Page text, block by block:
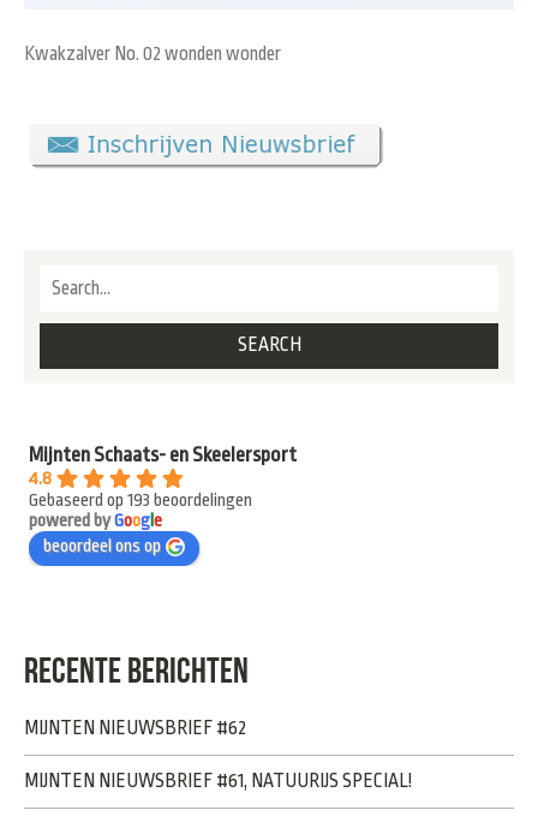
Kwakzalver No. 02 wonden wonder
Mijnten Schaats- en Skeelersport
4.8
Gebaseerd op 193 beoordelingen
powered byGooge
beoordeel ons op
RECENTE BERICHTEN
MIJNTEN NIEUWSBRIEF #62
MIJNTEN NIEUWSBRIEF #61, NATUURIJS SPECIAL!